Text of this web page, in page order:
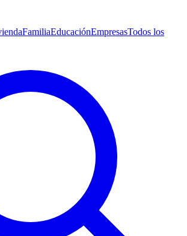
FamiliaEducaciónEmpresasTodos los